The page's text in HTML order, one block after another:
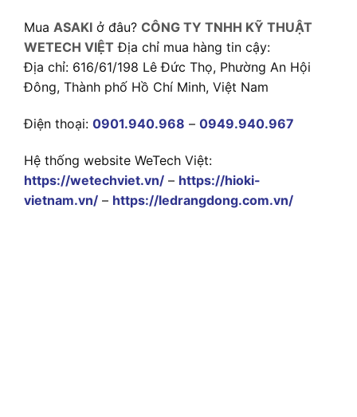
Mua ASAKI ở đâu? CÔNG TY TNHH KỸ THUẬT
WETECH VIỆT Địa chỉ mua hàng tin cậy:
Địa chỉ: 616/61/198 Lê Đức Thọ, Phường An Hội
Đông, Thành phố Hồ Chí Minh, Việt Nam
Điện thoại: 0901.940.968 – 0949.940.967
Hệ thống website WeTech Việt:
https://wetechviet.vn/ – https://hioki-
vietnam.vn/ – https://ledrangdong.com.vn/